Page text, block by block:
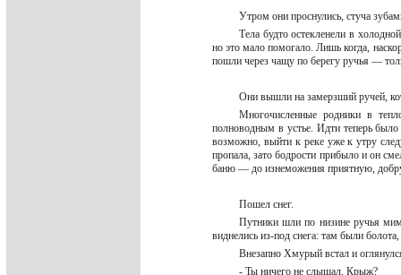
Утром они проснулись, стуча
Тела будто остекленели в
но это мало помогало. Лишь когда,
пошли через чащу по берегу ручья —
Они вышли на замерзший ручей,
Многочисленные родники в
полноводным в устье. Идти теперь
возможно, выйти к реке уже к утру
пропала, зато бодрости прибыло и он
баню — до изнеможения приятную,
Пошел снег.
Путники шли по низине ручья
виднелись из-под снега: там были
Внезапно Хмурый встал и
- Ты ничего не слышал, Крыж?